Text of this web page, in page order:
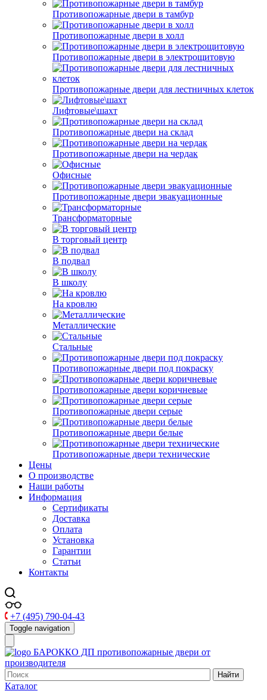
Противопожарные двери в тамбур
Противопожарные двери в холл
Противопожарные двери в электрощитовую
Противопожарные двери для лестничных клеток
Лифтовые\шахт
Противопожарные двери на склад
Противопожарные двери на чердак
Офисные
Противопожарные двери эвакуационные
Трансформаторные
В торговый центр
В подвал
В школу
На кровлю
Металлические
Стальные
Противопожарные двери под покраску
Противопожарные двери коричневые
Противопожарные двери серые
Противопожарные двери белые
Противопожарные двери технические
Цены
О производстве
Наши работы
Информация
Сертификаты
Доставка
Оплата
Установка
Гарантии
Статьи
Контакты
+7 (495) 790-04-43
Toggle navigation
БАРОККО ДП противопожарные двери от
производителя
Найти
Каталог